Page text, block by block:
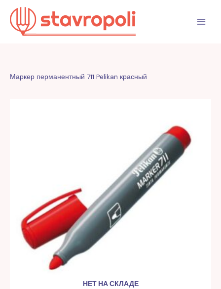
Перейти
содержимому
Маркер перманентный 711 Pelikan красный
НЕТ НА СКЛАДЕ